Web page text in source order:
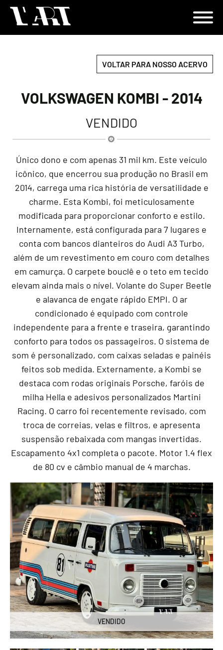
VOLTAR PARA NOSSO ACERVO
VOLKSWAGEN KOMBI - 2014
VENDIDO
Único dono e com apenas 31 mil km. Este veículo
icônico, que encerrou sua produção no Brasil em
2014, carrega uma rica história de versatilidade e
charme. Esta Kombi, foi meticulosamente
modificada para proporcionar conforto e estilo.
Internamente, está configurada para 7 lugares e
conta com bancos dianteiros do Audi A3 Turbo,
além de um revestimento em couro com detalhes
em camurça. O carpete bouclê e o teto em tecido
elevam ainda mais o nível. Volante do Super Beetle
e alavanca de engate rápido EMPI. O ar
condicionado é equipado com controle
independente para a frente e traseira, garantindo
conforto para todos os passageiros. O sistema de
som é personalizado, com caixas seladas e painéis
feitos sob medida. Externamente, a Kombi se
destaca com rodas originais Porsche, faróis de
milha Hella e adesivos personalizados Martini
Racing. O carro foi recentemente revisado, com
troca de correias, velas e filtros, e apresenta
suspensão rebaixada com mangas invertidas.
Escapamento 4x1 completa o pacote. Motor 1.4 flex
de 80 cv e câmbio manual de 4 marchas.
VENDIDO